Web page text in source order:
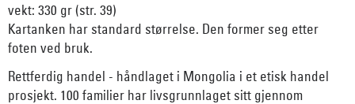
vekt: 330 gr (str. 39)
Kartanken har standard størrelse. Den former seg etter
foten ved bruk.
Rettferdig handel - håndlaget i Mongolia i et etisk handel
prosjekt. 100 familier har livsgrunnlaget sitt gjennom